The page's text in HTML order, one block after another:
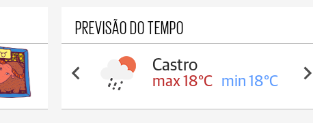
PREVISÃO DO TEMPO
Carambeí
max 18°C min 17°C